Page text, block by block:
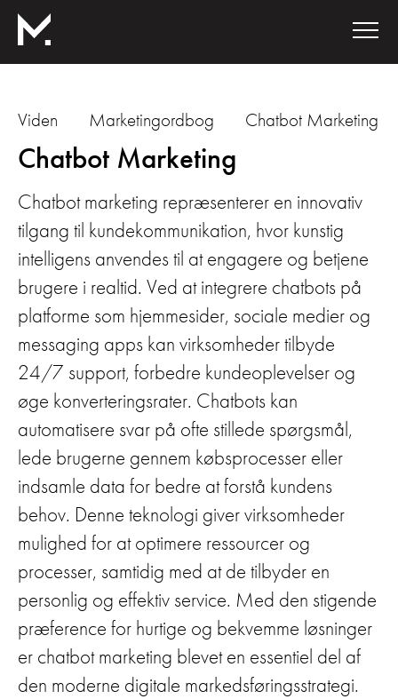
Viden Marketingordbog Chatbot Marketing
Chatbot Marketing
Chatbot marketing repræsenterer en innovativ
tilgang til kundekommunikation, hvor kunstig
intelligens anvendes til at engagere og betjene
brugere i realtid. Ved at integrere chatbots på
platforme som hjemmesider, sociale medier og
messaging apps kan virksomheder tilbyde
24/7 support, forbedre kundeoplevelser og
øge konverteringsrater. Chatbots kan
automatisere svar på ofte stillede spørgsmål,
lede brugerne gennem købsprocesser eller
indsamle data for bedre at forstå kundens
behov. Denne teknologi giver virksomheder
mulighed for at optimere ressourcer og
processer, samtidig med at de tilbyder en
personlig og effektiv service. Med den stigende
præference for hurtige og bekvemme løsninger
er chatbot marketing blevet en essentiel del af
den moderne digitale markedsføringsstrategi.